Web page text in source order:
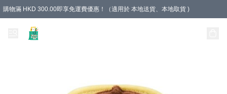
購物滿 HKD 300.00即享免運費優惠！（適用於 本地送貨、本地取貨 )